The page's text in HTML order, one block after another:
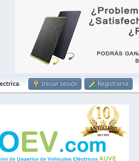
. Iniciar sesión Registrarse